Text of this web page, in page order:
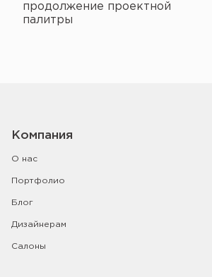
продолжение проектной
палитры
Компания
О нас
Портфолио
Блог
Дизайнерам
Салоны